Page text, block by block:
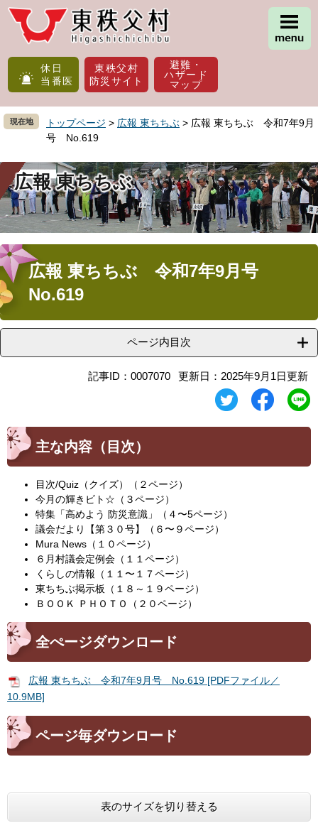
ペ
す
。
メ
し
て
休日
当番医
東秩父村
防災サイト
避難・
ハザード
マップ
現在地 トップページ > 広報 東ちちぶ > 広報 東ちちぶ 令和7年9月
号 No.619
広報 東ちちぶ
本
文
広報 東ちちぶ 令和7年9月号
No.619
ページ内目次
記事ID：0007070 更新日：2025年9月1日更新
主な内容（目次）
目次/Quiz（クイズ）（２ページ）
今月の輝きビト☆（３ページ）
特集「高めよう 防災意識」（４〜5ページ）
議会だより【第３０号】（６〜９ページ）
Mura News（１０ページ）
６月村議会定例会（１１ページ）
くらしの情報（１１〜１７ページ）
東ちちぶ掲示板（１８～１９ページ）
ＢＯＯＫ ＰＨＯＴＯ（２０ページ）
全ぺージダウンロード
広報 東ちちぶ 令和7年9月号 No.619 [PDFファイル／
10.9MB]
ページ毎ダウンロード
表のサイズを切り替える